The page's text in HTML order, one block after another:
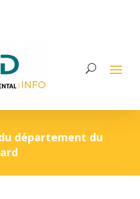
département du